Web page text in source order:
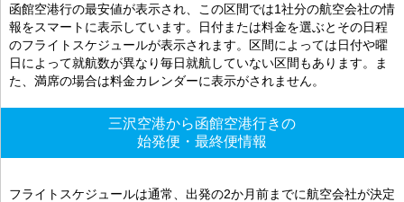
函館空港行の最安値が表示され、この区間では1社分の航空会社の情
報をスマートに表示しています。日付または料金を選ぶとその日程
のフライトスケジュールが表示されます。区間によっては日付や曜
日によって就航数が異なり毎日就航していない区間もあります。ま
た、満席の場合は料金カレンダーに表示がされません。
三沢空港から函館空港行きの
始発便・最終便情報
フライトスケジュールは通常、出発の2か月前までに航空会社が決定